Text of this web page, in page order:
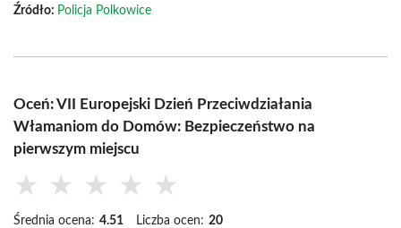
Źródło: Policja Polkowice
Oceń: VII Europejski Dzień Przeciwdziałania
Włamaniom do Domów: Bezpieczeństwo na
pierwszym miejscu
★ ★ ★ ★ ★
Średnia ocena: 4.51 Liczba ocen: 20